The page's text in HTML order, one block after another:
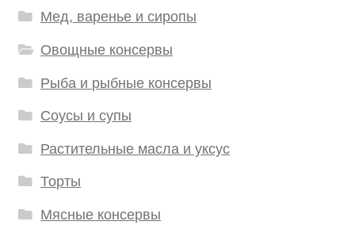
Мед, варенье и сиропы
Овощные консервы
Рыба и рыбные консервы
Соусы и супы
Растительные масла и уксус
Торты
Мясные консервы